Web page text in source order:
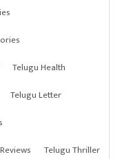
Telugu Health
Telugu Letter
Telugu Thriller